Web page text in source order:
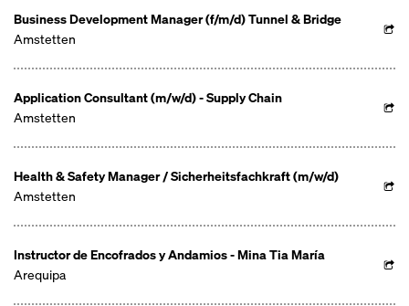
Business Development Manager (f/m/d) Tunnel & Bridge
Amstetten
Application Consultant (m/w/d) - Supply Chain
Amstetten
Health & Safety Manager / Sicherheitsfachkraft (m/w/d)
Amstetten
Instructor de Encofrados y Andamios - Mina Tia María
Arequipa